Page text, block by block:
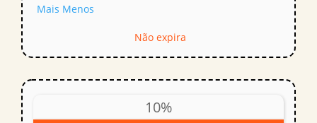
Mais Menos
Não expira
10%